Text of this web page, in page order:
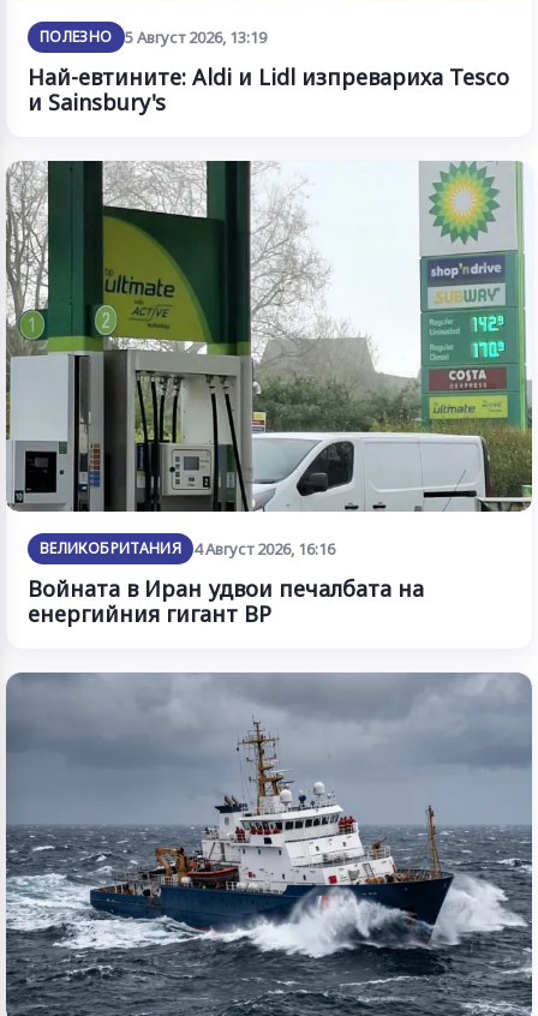
ПОЛЕЗНО 5 Август 2026, 13:19
Най-евтините: Aldi и Lidl изпревариха Tesco
и Sainsbury's
ВЕЛИКОБРИТАНИЯ 4 Август 2026, 16:16
Войната в Иран удвои печалбата на
енергийния гигант BP